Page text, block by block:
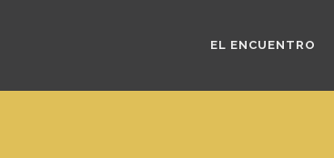
EL ENCUENTRO